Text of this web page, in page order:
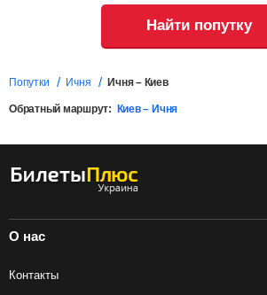
Найти попутку
Попутки Ичня Ичня – Киев
Обратный маршрут: Киев – Ичня
О нас
Контакты